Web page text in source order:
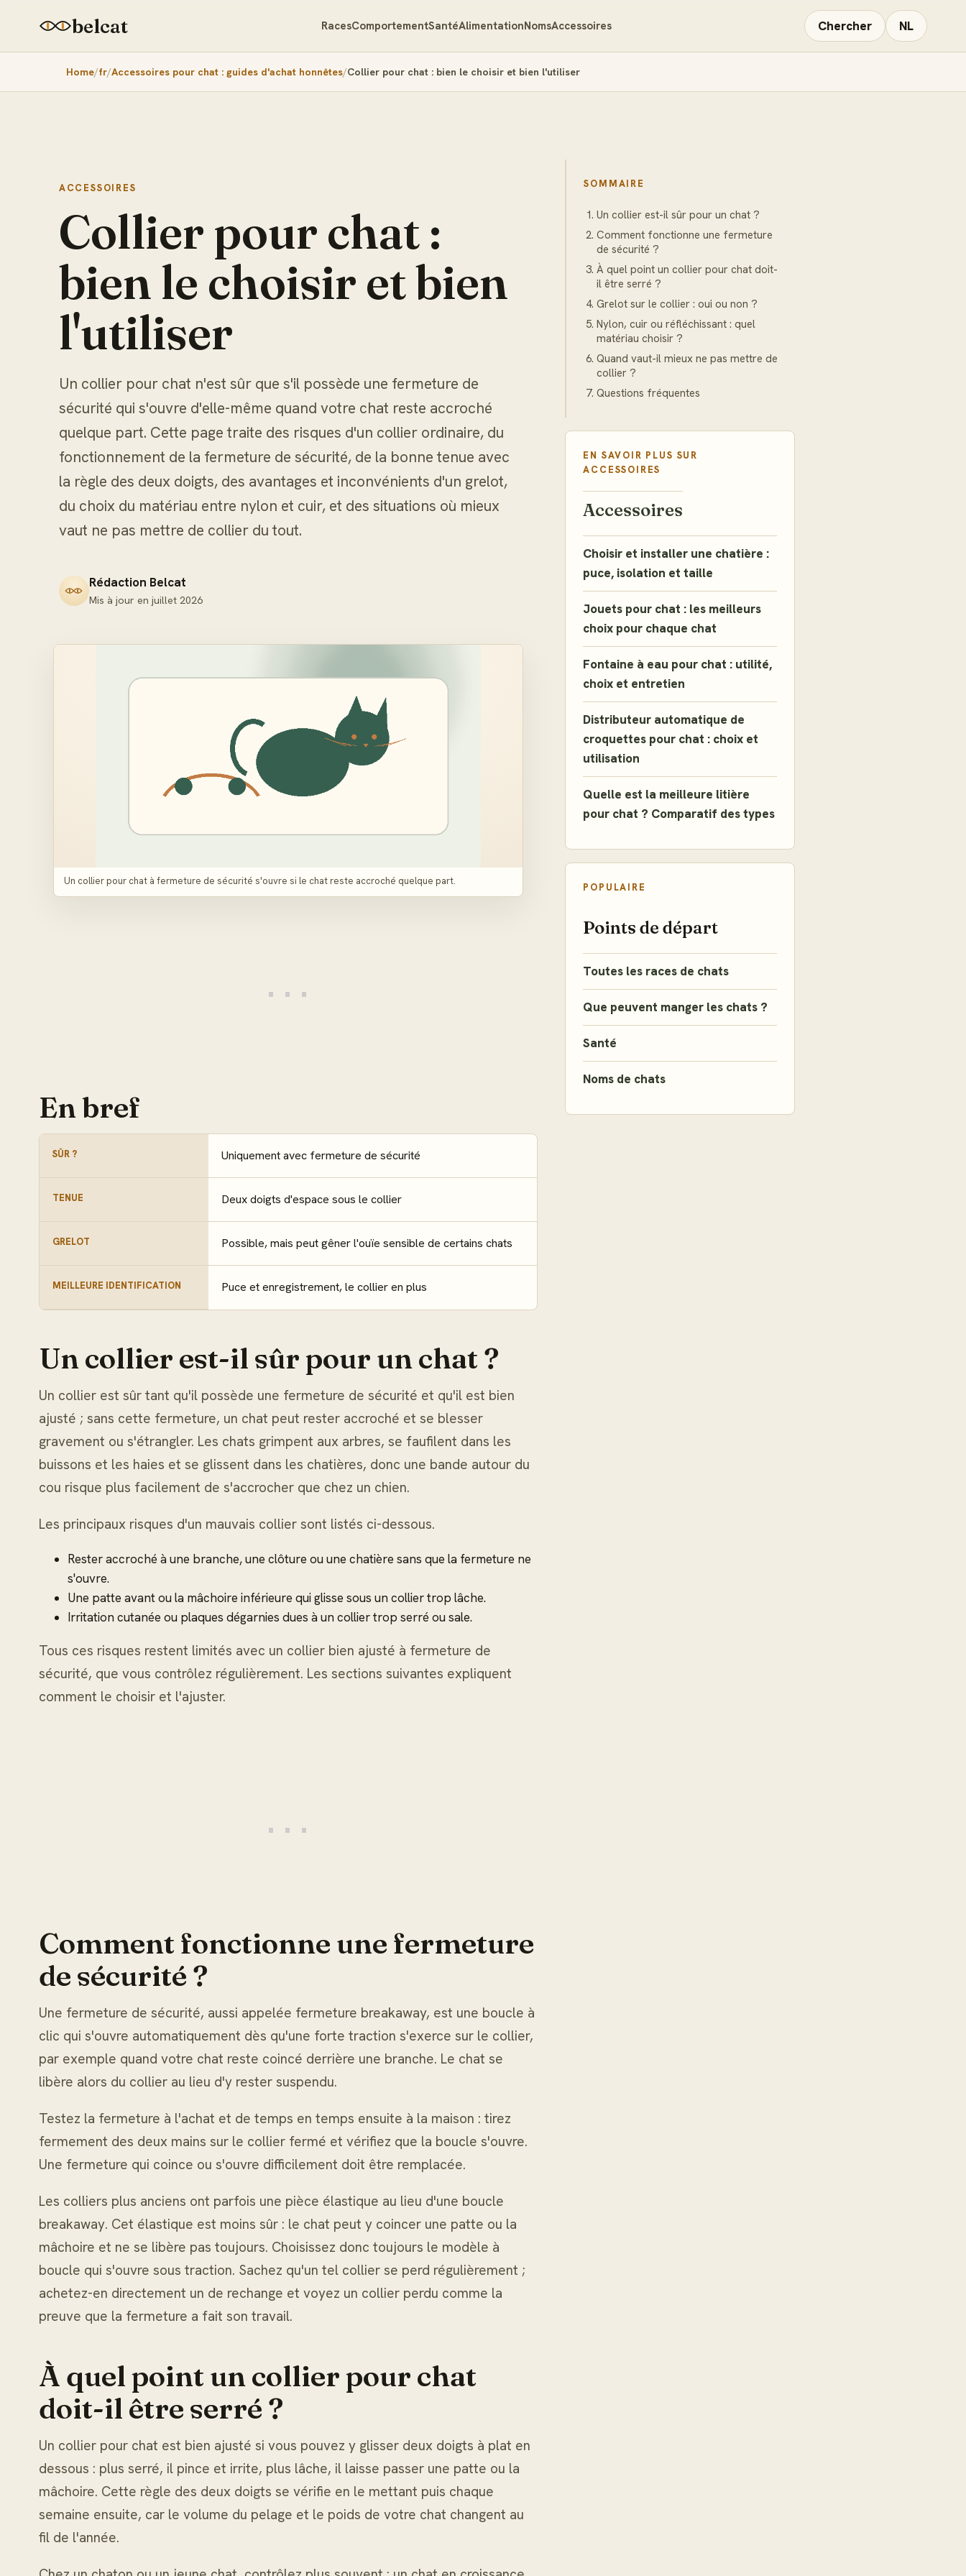
belcat RacesComportementSantéAlimentationNomsAccessoires Chercher NL
Home fr Accessoires pour chat : guides d'achat honnêtes Collier pour chat : bien le choisir et bien l'utiliser
ACCESSOIRES
Collier pour chat :
bien le choisir et bien
l'utiliser
Un collier pour chat n'est sûr que s'il possède une fermeture de
sécurité qui s'ouvre d'elle-même quand votre chat reste accroché
quelque part. Cette page traite des risques d'un collier ordinaire, du
fonctionnement de la fermeture de sécurité, de la bonne tenue avec
la règle des deux doigts, des avantages et inconvénients d'un grelot,
du choix du matériau entre nylon et cuir, et des situations où mieux
vaut ne pas mettre de collier du tout.
Rédaction Belcat
Mis à jour en juillet 2026
Un collier pour chat à fermeture de sécurité s'ouvre si le chat reste accroché quelque part.
En bref
SÛR ? Uniquement avec fermeture de sécurité
TENUE Deux doigts d'espace sous le collier
GRELOT Possible, mais peut gêner l'ouïe sensible de certains chats
MEILLEURE IDENTIFICATION Puce et enregistrement, le collier en plus
Un collier est-il sûr pour un chat ?
Un collier est sûr tant qu'il possède une fermeture de sécurité et qu'il est bien
ajusté ; sans cette fermeture, un chat peut rester accroché et se blesser
gravement ou s'étrangler. Les chats grimpent aux arbres, se faufilent dans les
buissons et les haies et se glissent dans les chatières, donc une bande autour du
cou risque plus facilement de s'accrocher que chez un chien.
Les principaux risques d'un mauvais collier sont listés ci-dessous.
Rester accroché à une branche, une clôture ou une chatière sans que la fermeture ne
s'ouvre.
Une patte avant ou la mâchoire inférieure qui glisse sous un collier trop lâche.
Irritation cutanée ou plaques dégarnies dues à un collier trop serré ou sale.
Tous ces risques restent limités avec un collier bien ajusté à fermeture de
sécurité, que vous contrôlez régulièrement. Les sections suivantes expliquent
comment le choisir et l'ajuster.
Comment fonctionne une fermeture
de sécurité ?
Une fermeture de sécurité, aussi appelée fermeture breakaway, est une boucle à
clic qui s'ouvre automatiquement dès qu'une forte traction s'exerce sur le collier,
par exemple quand votre chat reste coincé derrière une branche. Le chat se
libère alors du collier au lieu d'y rester suspendu.
Testez la fermeture à l'achat et de temps en temps ensuite à la maison : tirez
fermement des deux mains sur le collier fermé et vérifiez que la boucle s'ouvre.
Une fermeture qui coince ou s'ouvre difficilement doit être remplacée.
Les colliers plus anciens ont parfois une pièce élastique au lieu d'une boucle
breakaway. Cet élastique est moins sûr : le chat peut y coincer une patte ou la
mâchoire et ne se libère pas toujours. Choisissez donc toujours le modèle à
boucle qui s'ouvre sous traction. Sachez qu'un tel collier se perd régulièrement ;
achetez-en directement un de rechange et voyez un collier perdu comme la
preuve que la fermeture a fait son travail.
À quel point un collier pour chat
doit-il être serré ?
Un collier pour chat est bien ajusté si vous pouvez y glisser deux doigts à plat en
dessous : plus serré, il pince et irrite, plus lâche, il laisse passer une patte ou la
mâchoire. Cette règle des deux doigts se vérifie en le mettant puis chaque
semaine ensuite, car le volume du pelage et le poids de votre chat changent au
fil de l'année.
SOMMAIRE
Un collier est-il sûr pour un chat ?
Comment fonctionne une fermeture
de sécurité ?
À quel point un collier pour chat doit-
il être serré ?
Grelot sur le collier : oui ou non ?
Nylon, cuir ou réfléchissant : quel
matériau choisir ?
Quand vaut-il mieux ne pas mettre de
collier ?
Questions fréquentes
EN SAVOIR PLUS SUR
ACCESSOIRES
Accessoires
Choisir et installer une chatière :
puce, isolation et taille
Jouets pour chat : les meilleurs
choix pour chaque chat
Fontaine à eau pour chat : utilité,
choix et entretien
Distributeur automatique de
croquettes pour chat : choix et
utilisation
Quelle est la meilleure litière
pour chat ? Comparatif des types
POPULAIRE
Points de départ
Toutes les races de chats
Que peuvent manger les chats ?
Santé
Noms de chats